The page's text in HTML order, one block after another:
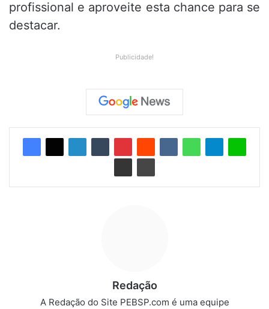
profissional e aproveite esta chance para se
destacar.
Publicidade!
Redação
A Redação do Site PEBSP.com é uma equipe